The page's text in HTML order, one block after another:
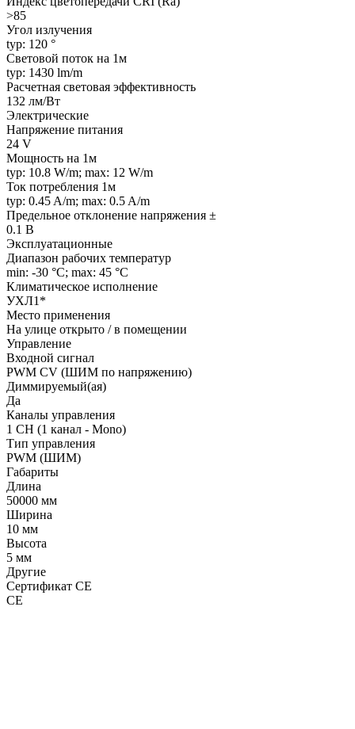
>85
Угол излучения
typ: 120 °
Световой поток на 1м
typ: 1430 lm/m
Расчетная световая эффективность
132 лм/Вт
Электрические
Напряжение питания
24 V
Мощность на 1м
typ: 10.8 W/m; max: 12 W/m
Ток потребления 1м
typ: 0.45 A/m; max: 0.5 A/m
Предельное отклонение напряжения ±
0.1 В
Эксплуатационные
Диапазон рабочих температур
min: -30 °C; max: 45 °C
Климатическое исполнение
УХЛ1*
Место применения
На улице открыто / в помещении
Управление
Входной сигнал
PWM СV (ШИМ по напряжению)
Диммируемый(ая)
Да
Каналы управления
1 CH (1 канал - Mono)
Тип управления
PWM (ШИМ)
Габариты
Длина
50000 мм
Ширина
10 мм
Высота
5 мм
Другие
Сертификат CE
CE